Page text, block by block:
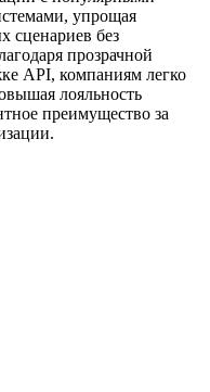
упрощая
сценариев без
прозрачной
API, компаниям легко
лояльность
преимущество за